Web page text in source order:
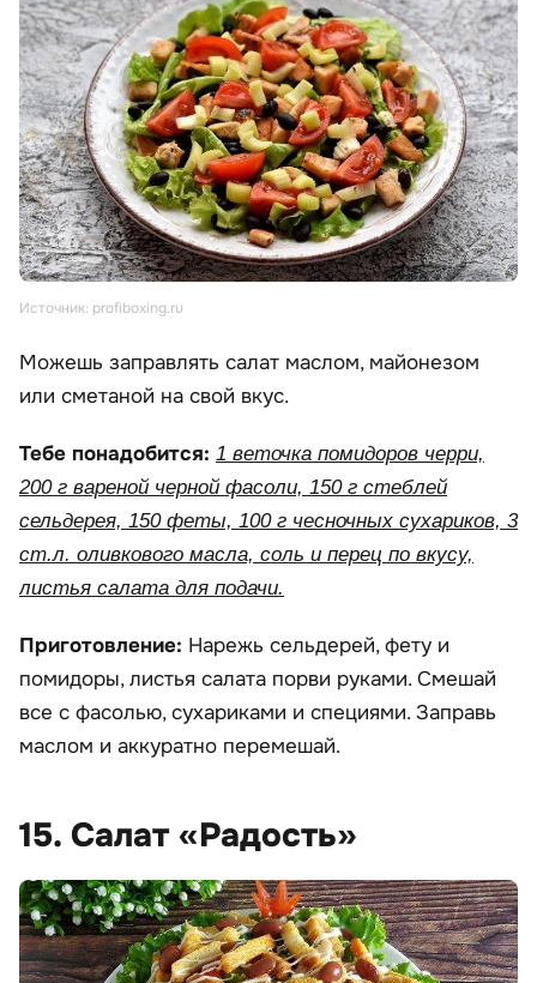
Источник: profiboxing.ru
Можешь заправлять салат маслом, майонезом
или сметаной на свой вкус.
Тебе понадобится: 1 веточка помидоров черри,
200 г вареной черной фасоли, 150 г стеблей
сельдерея, 150 феты, 100 г чесночных сухариков, 3
ст.л. оливкового масла, соль и перец по вкусу,
листья салата для подачи.
Приготовление: Нарежь сельдерей, фету и
помидоры, листья салата порви руками. Смешай
все с фасолью, сухариками и специями. Заправь
маслом и аккуратно перемешай.
15. Салат «Радость»